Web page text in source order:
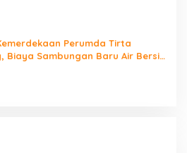
Perumda Tirta
Biaya Sambungan Baru Air Bersih